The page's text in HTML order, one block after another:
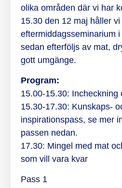
olika områden där vi har
15.30 den 12 maj håller vi
eftermiddagsseminarium
sedan efterföljs av mat,
gott umgänge.
Program:
15.00-15.30: Incheckning
15.30-17.30: Kunskaps-
inspirationspass, se mer
passen nedan.
17.30: Mingel med mat
som vill vara kvar
Pass 1